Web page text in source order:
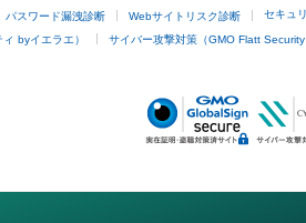
パスワード漏洩診断 Webサイトリスク診断 セキュ
byイエラエ） サイバー攻撃対策（GMO Flatt Security